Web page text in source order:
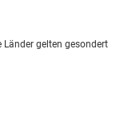
Länder gelten gesondert